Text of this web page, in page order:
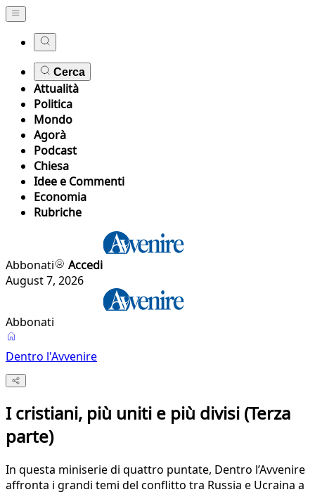
Cerca
Attualità
Politica
Mondo
Agorà
Podcast
Chiesa
Idee e Commenti
Economia
Rubriche
Abbonati
Accedi
August 7, 2026
Abbonati
Dentro l'Avvenire
I cristiani, più uniti e più divisi (Terza
parte)
In questa miniserie di quattro puntate, Dentro l’Avvenire
affronta i grandi temi del conflitto tra Russia e Ucraina a